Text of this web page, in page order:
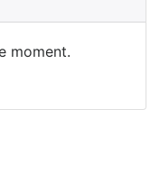
moment.